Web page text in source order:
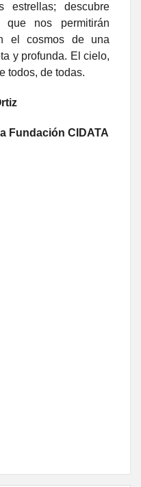
estrellas; descubre
nos permitirán
el cosmos de una
y profunda. El cielo,
todos, de todas.
Fundación CIDATA